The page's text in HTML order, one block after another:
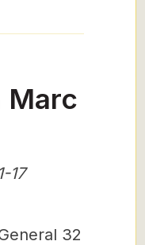
Marc
17
32